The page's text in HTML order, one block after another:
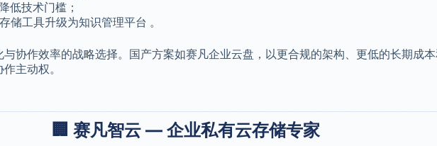
低技术门槛；
储工具升级为知识管理平台 。
协作效率的战略选择。国产方案如赛凡企业云盘，以更合规的架构、更低的长期成
主动权。
🏢 赛凡智云 — 企业私有云存储专家